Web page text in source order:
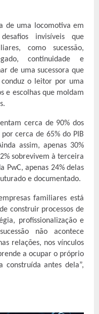
de uma locomotiva em
invisíveis que
como sucessão,
continuidade e
de uma sucessora que
o leitor por uma
e escolhas que moldam
cerca de 90% dos
cerca de 65% do PIB
assim, apenas 30%
sobrevivem à terceira
PwC, apenas 24% delas
e documentado.
familiares está
construir processos de
profissionalização e
não acontece
relações, nos vínculos
a ocupar o próprio
construída antes dela”,